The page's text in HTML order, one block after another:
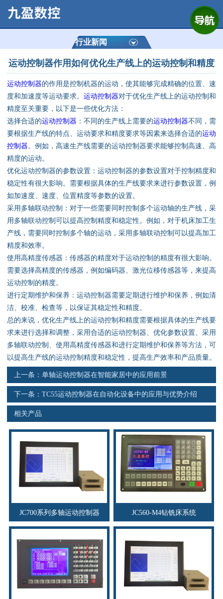
公司简介
产品展示
运动控制器
通用数控系统
定制数控系统
技术资讯
资料下载
行业新闻
联系电话
s
行业新闻
运动控制器作用如何优化生产线上的运动控制和精度
运动控制器的作用是控制机器的运动，使其能够完成精确的位置、速
度和加速度等运动要求。 运动控制器对于优化生产线上的运动控制和
精度至关重要，以下是一些优化方法：
选择合适的运动控制器 ：不同的生产线上需要的运动控制器不同，需
要根据生产线的特点、运动要求和精度要求等因素来选择合适的运动
控制器 。例如，高速生产线需要的运动控制器要求能够控制高速、高
精度的运动。
优化运动控制器的参数设置：运动控制器的参数设置对于控制精度和
稳定性有很大影响。需要根据具体的生产线要求来进行参数设置，例
如加速度、速度、位置精度等参数的设置。
采用多轴联动控制：对于一些需要同时控制多个运动轴的生产线，采
用多轴联动控制可以提高控制精度和稳定性。例如，对于机床加工生
产线，需要同时控制多个轴的运动，采用多轴联动控制可以提高加工
精度和效率。
使用高精度传感器：传感器的精度对于运动控制的精度有很大影响。
需要选择高精度的传感器，例如编码器、激光位移传感器等，来提高
运动控制的精度。
进行定期维护和保养：运动控制器需要定期进行维护和保养，例如清
洁、校准、检查等，以保证其稳定性和精度。
总的来说，优化生产线上的运动控制和精度需要根据具体的生产线要
求来进行选择和调整，采用合适的运动控制器、优化参数设置、采用
多轴联动控制、使用高精度传感器和进行定期维护和保养等方法，可
以提高生产线的运动控制精度和稳定性，提高生产效率和产品质量。
上一条： 单轴运动控制器在智能家居中的应用前景
下一条： TC55运动控制器在自动化设备中的应用与优势介绍
相关产品
JC700系列多轴运动控制器 JC560-M4钻铣床系统